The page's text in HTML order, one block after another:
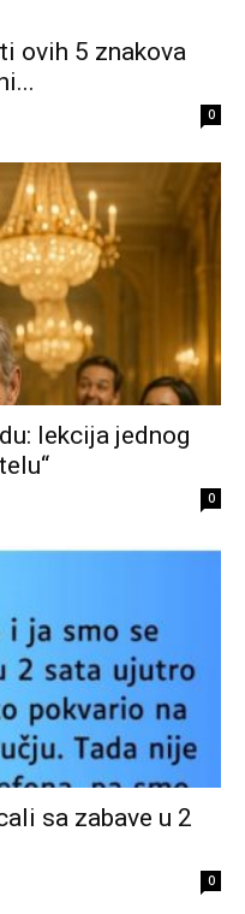
ovih 5 znakova
0
lekcija jednog
0
sa zabave u 2
0